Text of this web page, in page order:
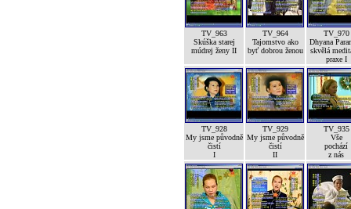
TV_963
Skúška starej
múdrej ženy II
TV_964
Tajomstvo ako
byť dobrou ženou
TV_970
Dhyana
skvělá
praxe I
TV_928
My jsme původně
čistí
I
TV_929
My jsme původně
čistí
II
TV_935
Vše
pochází
z nás